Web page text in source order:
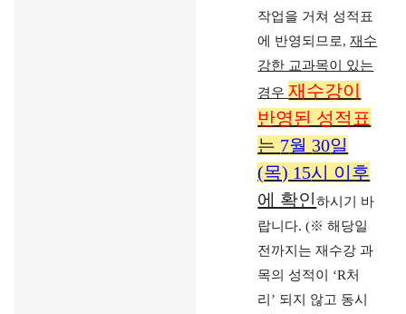
작업을 거쳐 성적표
에 반영되므로,재수
강한 교과목이 있는
경우재수강이
반영된 성적표
는 7월 30일
(목) 15시 이후
에 확인하시기 바
랍니다. (※해당일
전까지는 재수강 과
목의 성적이 ‘R처
리 ’ 되지 않고 동시